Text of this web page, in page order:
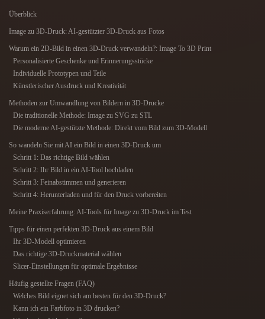
VR/AR
Design
Metaverse
Mechanical
Engineering
Blender Unity
Godot Maya
ComfyUI
Stile
Abstract Anime
Fantasy Flat
Überblick
Image zu 3D-Druck: AI-gestützter 3D-Druck aus Fotos
Warum ein 2D-Bild in einen 3D-Druck verwandeln?: Image To 3D Print
Personalisierte Geschenke und Erinnerungsstücke
Individuelle Prototypen und Teile
Künstlerischer Ausdruck und Kreativität
Methoden zur Umwandlung von Bildern in 3D-Drucke
Die traditionelle Methode: Image zu SVG zu STL
Die moderne AI-gestützte Methode: Direkt vom Bild zum 3D-Modell
So wandeln Sie mit AI ein Bild in einen 3D-Druck um
Schritt 1: Das richtige Bild wählen
Schritt 2: Ihr Bild in ein AI-Tool hochladen
Schritt 3: Feinabstimmen und generieren
Schritt 4: Herunterladen und für den Druck vorbereiten
Meine Praxiserfahrung: AI-Tools für Image zu 3D-Druck im Test
Tipps für einen perfekten 3D-Druck aus einem Bild
Ihr 3D-Modell optimieren
Das richtige 3D-Druckmaterial wählen
Slicer-Einstellungen für optimale Ergebnisse
Häufig gestellte Fragen (FAQ)
Welches Bild eignet sich am besten für den 3D-Druck?
Kann ich ein Farbfoto in 3D drucken?